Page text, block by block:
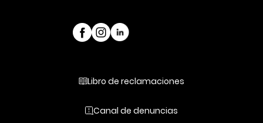
Libro de reclamaciones
Canal de denuncias